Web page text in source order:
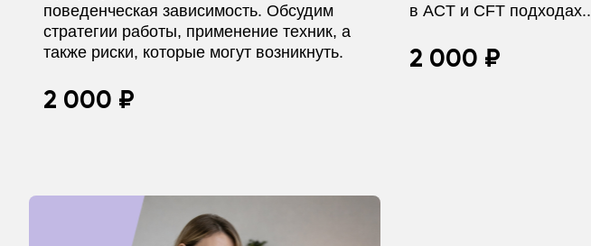
поведенческая зависимость. Обсудим
стратегии работы, применение техник, а
также риски, которые могут возникнуть.
2 000 ₽
в ACT и CFT подходах..
2 000 ₽